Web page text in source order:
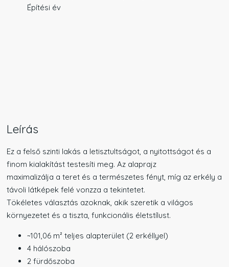
Építési év
Leírás
Ez a felső szinti lakás a letisztultságot, a nyitottságot és a
finom kialakítást testesíti meg. Az alaprajz
maximalizálja a teret és a természetes fényt, míg az erkély a
távoli látképek felé vonzza a tekintetet.
Tökéletes választás azoknak, akik szeretik a világos
környezetet és a tiszta, funkcionális életstílust.
~101,06 m² teljes alapterület (2 erkéllyel)
4 hálószoba
2 fürdőszoba